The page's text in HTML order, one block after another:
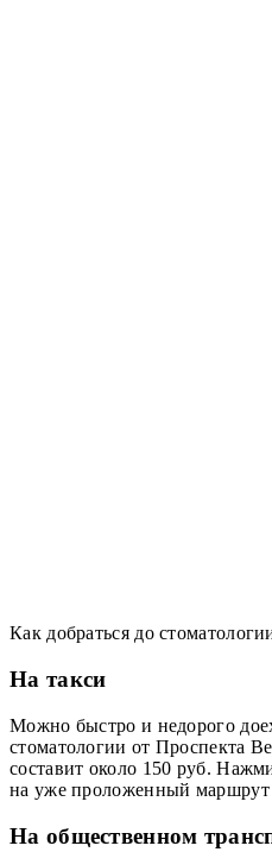
Как добраться до
На такси
Можно быстро и недорого
стоматологии от Проспекта
составит около 150 руб.
на уже проложенный маршрут
На общественном